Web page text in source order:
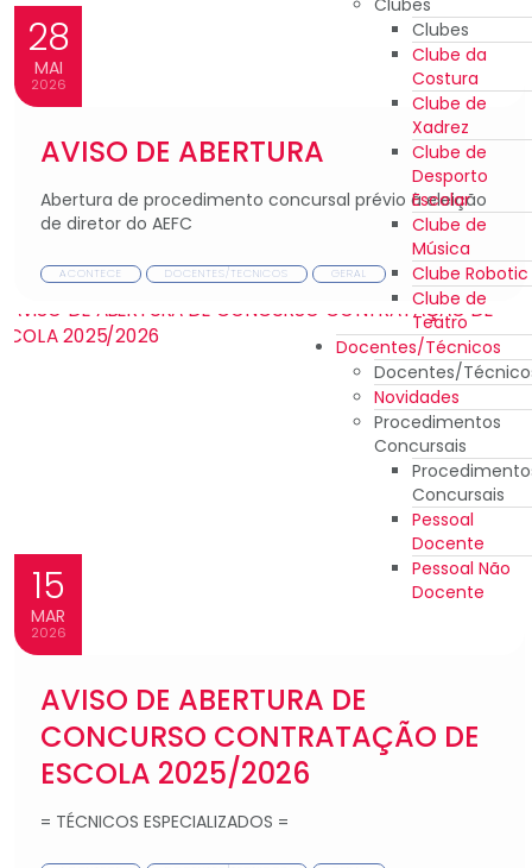
Clubes
Clube da
Costura
Clube de
Xadrez
Clube de
Desporto
Escolar
Clube de
Música
Clube Robotic
Clube de
Teatro
Docentes/Técnicos
Docentes/
Novidades
Procedimentos
Concursais
Concursais
Pessoal
Docente
Pessoal Não
Docente
28
MAI
2026
AVISO DE ABERTURA
Abertura de procedimento concursal prévio à eleição
de diretor do AEFC
ACONTECE DOCENTES/TECNICOS GERAL
15
MAR
2026
AVISO DE ABERTURA DE
CONCURSO CONTRATAÇÃO DE
ESCOLA 2025/2026
= TÉCNICOS ESPECIALIZADOS =